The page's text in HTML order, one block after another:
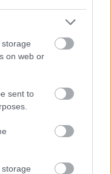
on web or
sent to